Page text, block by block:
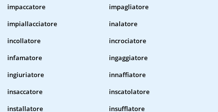
impaccatore
impagliatore
impiallacciatore
inalatore
incollatore
incrociatore
infamatore
ingaggiatore
ingiuriatore
innaffiatore
insaccatore
inscatolatore
installatore
insufflatore